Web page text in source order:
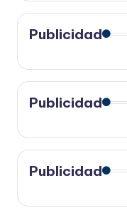
Publicidad
Publicidad
Publicidad